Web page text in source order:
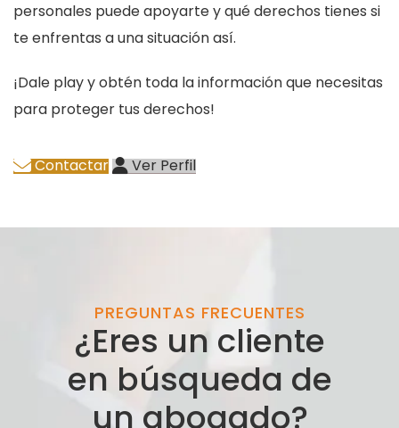
personales puede apoyarte y qué derechos tienes si
te enfrentas a una situación así.
¡Dale play y obtén toda la información que necesitas
para proteger tus derechos!
Contactar Ver Perfil
PREGUNTAS FRECUENTES
¿Eres un cliente
en búsqueda de
un abogado?